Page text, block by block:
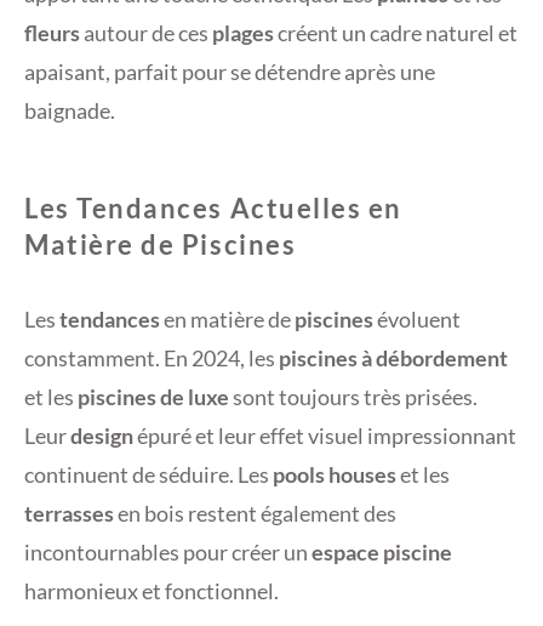
fleursautour de ces plagescréent un cadre naturel et
apaisant, parfait pour se détendre après une
baignade.
Les Tendances Actuelles en
Matière de Piscines
Lestendancesen matière depiscinesévoluent
constamment. En 2024, les piscines à débordement
et les piscines de luxesont toujours très prisées.
Leurdesignépuré et leur effet visuel impressionnant
continuent de séduire. Les pools houseset les
terrassesen bois restent également des
incontournables pour créer unespace piscine
harmonieux et fonctionnel.